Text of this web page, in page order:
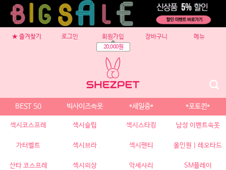
★ 즐겨찾기 로그인 회원가입
20,000원
장바구니 메뉴
BEST 50 빅사이즈속옷 *세일중* *포토퀸*
섹시코스프레 섹시슬립 섹시스타킹 남성 이벤트속옷
가터벨트 섹시브라 섹시팬티 올인원 | 레오타드
산타 코스프레 섹시의상 악세사리 SM플레이